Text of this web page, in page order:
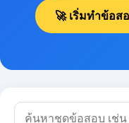
🚀 เริ่มทำข้อสอบ